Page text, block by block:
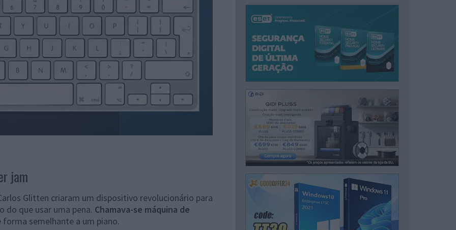
jam
Glitten criaram um dispositivo revolucionário para
do que usar uma pena. Chamava-se máquina de
forma semelhante a um piano.